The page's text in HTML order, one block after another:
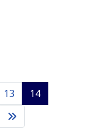
13
14